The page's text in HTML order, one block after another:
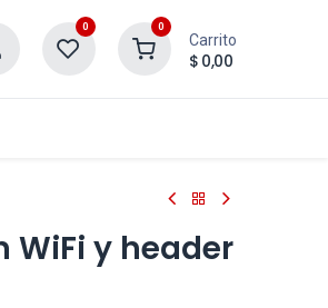
0 0
Carrito
$ 0,00
WiFi y header